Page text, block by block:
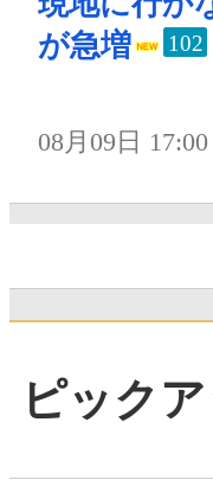
が急増
102
08月09日 17:00
ピック